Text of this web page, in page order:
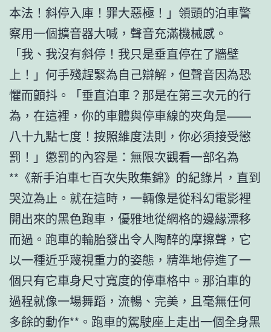
本法！斜停入庫！罪大惡極！」領頭的泊車警
察用一個擴音器大喊，聲音充滿機械感。
「我、我沒有斜停！我只是垂直停在了牆壁
上！」何手殘趕緊為自己辯解，但聲音因為恐
懼而顫抖。「垂直泊車？那是在第三次元的行
為，在這裡，你的車體與停車線的夾角是——
八十九點七度！按照維度法則，你必須接受懲
罰！」懲罰的內容是：無限次觀看一部名為
**《新手泊車七百次失敗集錦》的紀錄片，直到
哭泣為止。就在這時，一輛像是從科幻電影裡
開出來的黑色跑車，優雅地從網格的邊緣漂移
而過。跑車的輪胎發出令人陶醉的摩擦聲，它
以一種近乎蔑視重力的姿態，精準地停進了一
個只有它車身尺寸寬度的停車格中。那泊車的
過程就像一場舞蹈，流暢、完美，且毫無任何
多餘的動作**。跑車的駕駛座上走出一個全身黑